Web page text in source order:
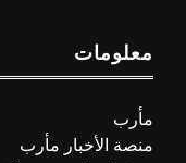
معلومات
مأرب
منصة الأخبار مأرب